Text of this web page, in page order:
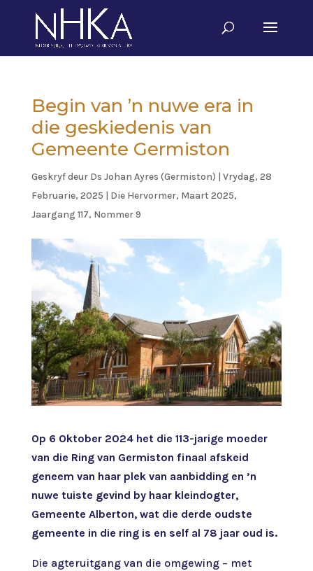
Begin van ’n nuwe era in
die geskiedenis van
Gemeente Germiston
Geskryf deur Ds Johan Ayres (Germiston) | Vrydag, 28
Februarie, 2025 | Die Hervormer, Maart 2025,
Jaargang 117, Nommer 9
Op 6 Oktober 2024 het die 113-jarige moeder
van die Ring van Germiston finaal afskeid
geneem van haar plek van aanbidding en ’n
nuwe tuiste gevind by haar kleindogter,
Gemeente Alberton, wat die derde oudste
gemeente in die ring is en self al 78 jaar oud is.
Die agteruitgang van die omgewing – met